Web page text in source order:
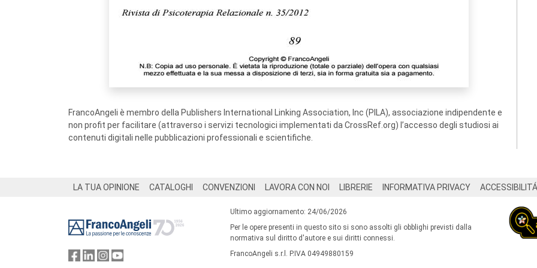
FrancoAngeli è membro della Publishers International Linking Association, Inc (PILA), associazione indipendente e
non profit per facilitare (attraverso i servizi tecnologici implementati da CrossRef.org) l’accesso degli studiosi ai
contenuti digitali nelle pubblicazioni professionali e scientifiche.
LA TUA OPINIONE CATALOGHI CONVENZIONI LAVORA CON NOI LIBRERIE INFORMATIVA PRIVACY ACCESSIBILITÁ
Ultimo aggiornamento: 24/06/2026
Per le opere presenti in questo sito si sono assolti gli obblighi previsti dalla
normativa sul diritto d'autore e sui diritti connessi.
FrancoAngeli s.r.l. P.IVA 04949880159